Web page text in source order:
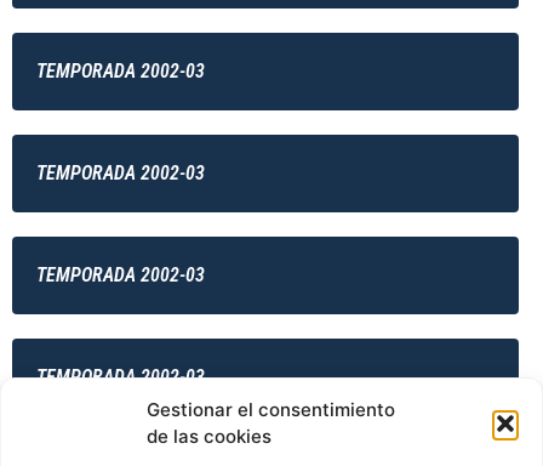
Gestionar el consentimiento
de las cookies
TEMPORADA 2002-03
TEMPORADA 2002-03
TEMPORADA 2002-03
TEMPORADA 2002-03